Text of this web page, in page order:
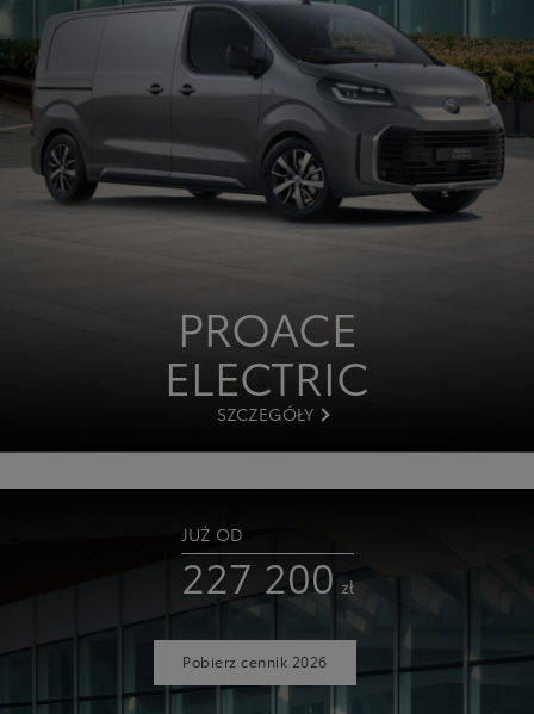
PROACE
ELECTRIC
SZCZEGÓŁY
JUŻ OD
227 200 zł
Pobierz cennik 2026